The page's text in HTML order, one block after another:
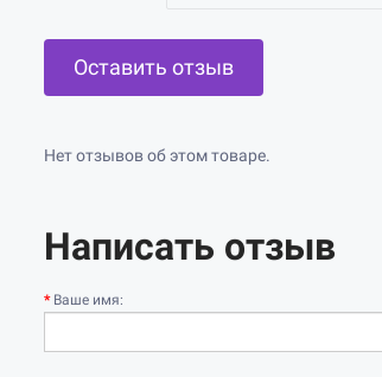
Оставить отзыв
Нет отзывов об этом товаре.
Написать отзыв
Ваше имя: